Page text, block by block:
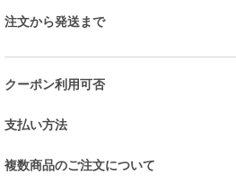
注文から発送まで
クーポン利用可否
支払い方法
複数商品のご注文について